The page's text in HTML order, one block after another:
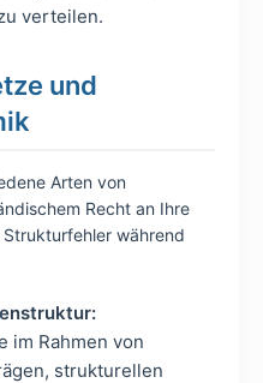
verteilen.
und
Arten von
Recht an Ihre
während
im Rahmen von
strukturellen